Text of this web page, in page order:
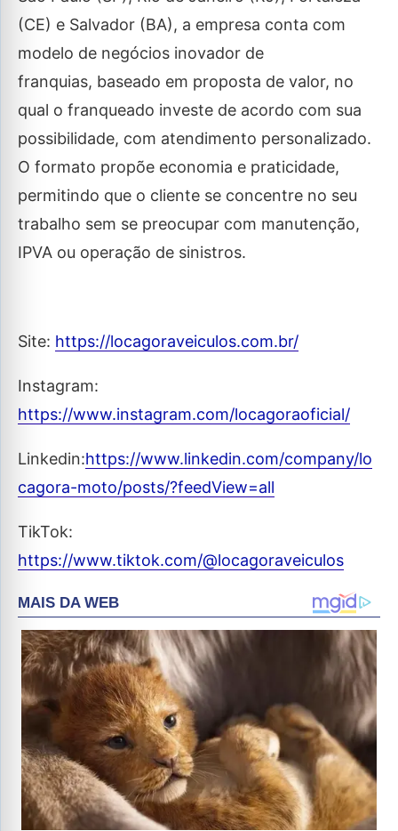
(CE) e Salvador (BA), a empresa conta com
modelo de negócios inovador de
franquias, baseado em proposta de valor, no
qual o franqueado investe de acordo com sua
possibilidade, com atendimento personalizado.
O formato propõe economia e praticidade,
permitindo que o cliente se concentre no seu
trabalho sem se preocupar com manutenção,
IPVA ou operação de sinistros.
Site: https://locagoraveiculos.com.br/
Instagram:
https://www.instagram.com/locagoraoficial/
Linkedin:https://www.linkedin.com/company/lo
cagora-moto/posts/?feedView=all
TikTok:
https://www.tiktok.com/@locagoraveiculos